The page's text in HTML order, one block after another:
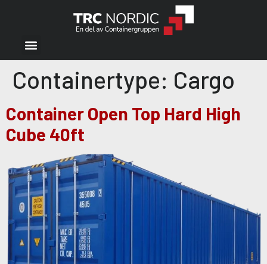
Containertype: Cargo
Container Open Top Hard High
Cube 40ft